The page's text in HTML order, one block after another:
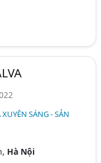
SÁNG - SẢN
Hà Nội